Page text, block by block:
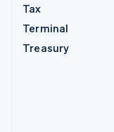
Tax
Terminal
Treasury